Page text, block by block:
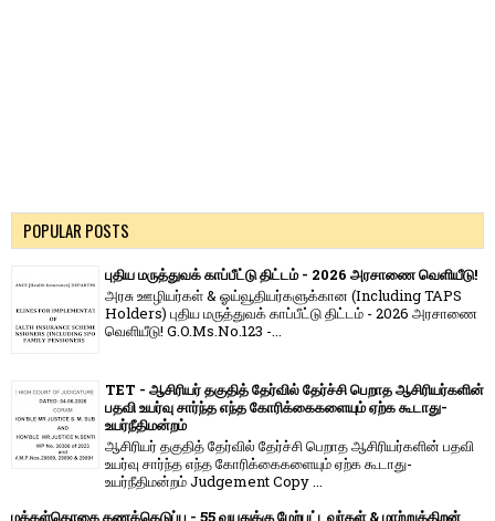
POPULAR POSTS
புதிய மருத்துவக் காப்பீட்டு திட்டம் - 2026 அரசாணை வெளியீடு!
அரசு ஊழியர்கள் & ஓய்வூதியர்களுக்கான (Including TAPS
Holders) புதிய மருத்துவக் காப்பீட்டு திட்டம் - 2026 அரசாணை
வெளியீடு! G.O.Ms.No.123 -...
TET - ஆசிரியர் தகுதித் தேர்வில் தேர்ச்சி பெறாத ஆசிரியர்களின்
பதவி உயர்வு சார்ந்த எந்த கோரிக்கைகளையும் ஏற்க கூடாது-
உயர்நீதிமன்றம்
ஆசிரியர் தகுதித் தேர்வில் தேர்ச்சி பெறாத ஆசிரியர்களின் பதவி
உயர்வு சார்ந்த எந்த கோரிக்கைகளையும் ஏற்க கூடாது-
உயர்நீதிமன்றம் Judgement Copy ...
மக்கள்தொகை கணக்கெடுப்பு - 55 வயதுக்கு மேற்பட்டவர்கள் & மாற்றுத்திறன்